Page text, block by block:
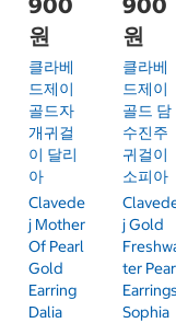
원
클라베
드제이
골드자
개귀걸
이 달리
아
Clavede
J Mother
Of Pearl
Gold
Earring
Dalia
원
클라베
드제이
골드 담
수진주
귀걸이
소피아
J Gold
Ter
Earrings
Sophia